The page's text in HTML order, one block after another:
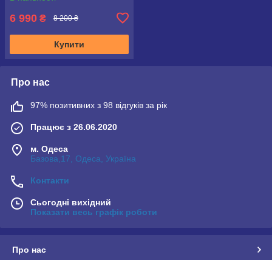
6 990 ₴ 8 200 ₴
Купити
Про нас
97% позитивних з 98 відгуків за рік
Працює з 26.06.2020
м. Одеса
Базова,17, Одеса, Україна
Контакти
Сьогодні вихідний
Показати весь графік роботи
Про нас